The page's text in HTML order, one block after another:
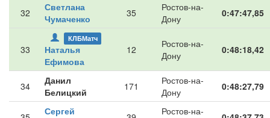
32
Светлана
Чумаченко
35
Ростов-на-
Дону
0:47:47,85
33
КЛБМатч
Наталья
Ефимова
12
Ростов-на-
Дону
0:48:18,42
34
Данил
Белицкий
171
Ростов-на-
Дону
0:48:27,79
Сергей
Ростов-на-